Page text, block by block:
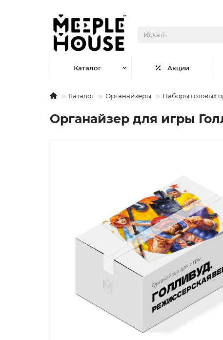
Каталог Акции
Каталог Органайзеры Наборы готовых
Органайзер для игры